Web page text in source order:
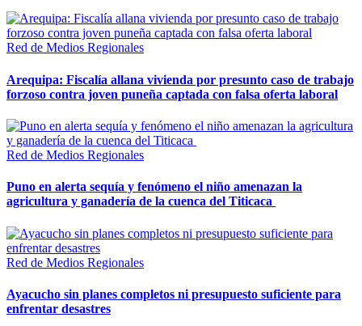
Red de Medios Regionales
Arequipa: Fiscalía allana vivienda por presunto caso de trabajo
forzoso contra joven puneña captada con falsa oferta laboral
Red de Medios Regionales
Puno en alerta sequía y fenómeno el niño amenazan la
agricultura y ganadería de la cuenca del Titicaca
Red de Medios Regionales
Ayacucho sin planes completos ni presupuesto suficiente para
enfrentar desastres